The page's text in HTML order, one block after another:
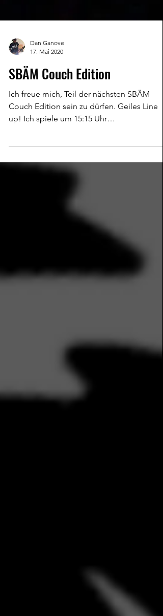
17. Mai 2020
SBÄM Couch Edition
Ich freue mich, Teil der nächsten SBÄM
Couch Edition sein zu dürfen. Geiles Line
facebook.com/sbam.rocks